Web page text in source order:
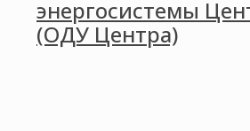
энергосистемы
(ОДУ Центра)